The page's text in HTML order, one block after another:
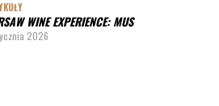
WINE EXPERIENCE: MUS
2026